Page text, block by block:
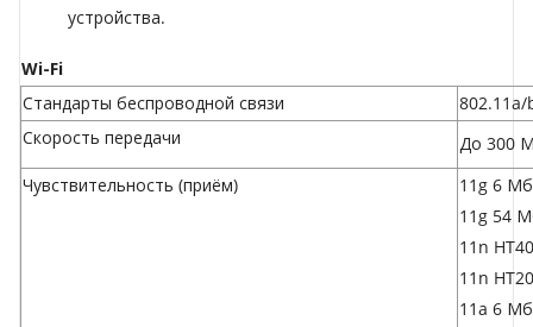
устройства.
Wi-Fi
Стандарты беспроводной связи
Скорость передачи
До 300
Чувствительность (приём)
11g 6
11g 54
11n
11n
11a 6